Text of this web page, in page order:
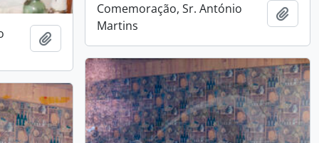
Comemoração, Sr. António
Martins
Add
Add to clipboard